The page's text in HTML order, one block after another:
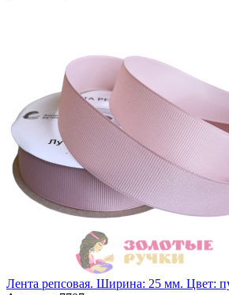
Лента репсовая. Ширина: 25 мм. Цвет: